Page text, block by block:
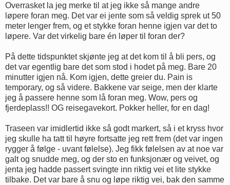
Overrasket la jeg merke til at jeg ikke så mange andre
løpere foran meg. Det var ei jente som så veldig sprek ut 50
meter lenger frem, og et stykke foran henne igjen var det to
løpere. Var det virkelig bare én løper til foran der?
På dette tidspunktet skjønte jeg at det kom til å bli pers, og
det var egentlig bare det som stod i hodet på meg. Bare 20
minutter igjen nå. Kom igjen, dette greier du. Pain is
temporary, og så videre. Bakkene var seige, men der klarte
jeg å passere henne som lå foran meg. Wow, pers og
fjerdeplass!! OG reisegavekort. Pokker heller, for en dag!
Traseen var imidlertid ikke så godt markert, så i et kryss hvor
jeg skulle ha tatt til høyre fortsatte jeg rett frem (det var ingen
rygger å følge - uvant følelse). Jeg fikk følelsen av at noe var
galt og snudde meg, og der sto en funksjonær og veivet, og
jenta jeg hadde passert svingte inn riktig vei et lite stykke
tilbake. Det var bare å snu og løpe riktig vei, bak den samme